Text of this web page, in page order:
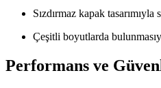
Sızdırmaz kapak tasarımıyla
Çeşitli boyutlarda
Performans ve